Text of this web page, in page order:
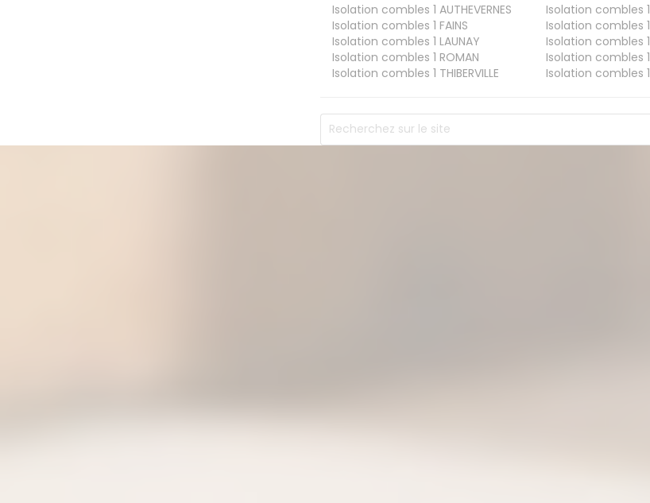
Isolation combles 1 AUTHEVERNES Isolation combles 1
Isolation combles 1 FAINS Isolation combles 1
Isolation combles 1 LAUNAY Isolation combles 1
Isolation combles 1 ROMAN Isolation combles 1
Isolation combles 1 THIBERVILLE Isolation combles 1